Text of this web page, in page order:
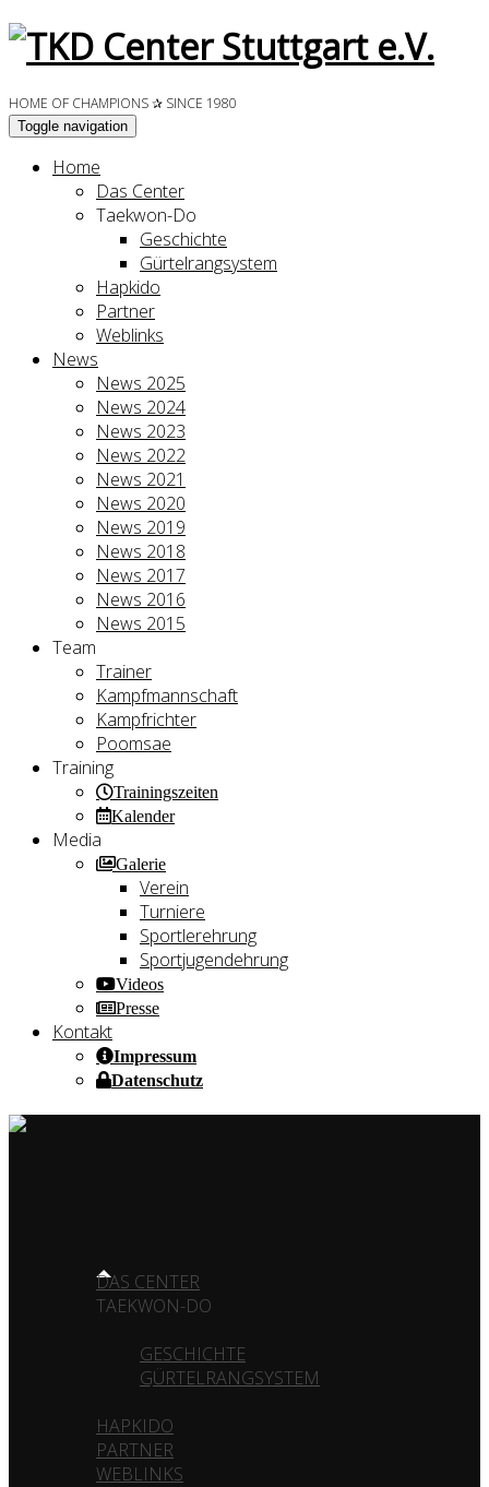
HOME OF CHAMPIONS ✰ SINCE 1980
Toggle navigation
Home
Das Center
Taekwon-Do
Geschichte
Gürtelrangsystem
Hapkido
Partner
Weblinks
News
News 2025
News 2024
News 2023
News 2022
News 2021
News 2020
News 2019
News 2018
News 2017
News 2016
News 2015
Team
Trainer
Kampfmannschaft
Kampfrichter
Poomsae
Training
Trainingszeiten
Kalender
Media
Galerie
Verein
Turniere
Sportlerehrung
Sportjugendehrung
Videos
Presse
Kontakt
Impressum
Datenschutz
DAS CENTER
TAEKWON-DO
GESCHICHTE
GÜRTELRANGSYSTEM
HAPKIDO
PARTNER
WEBLINKS